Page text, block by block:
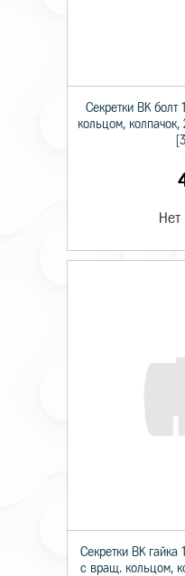
Секретки BK болт
кольцом, колпачок,
Нет
Секретки BK гайка
с вращ. кольцом,